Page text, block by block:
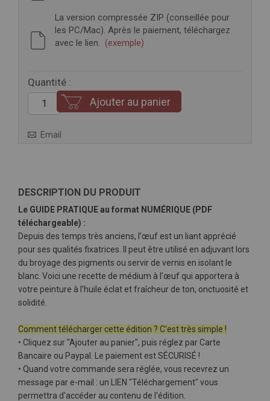
La version compressée ZIP (conseillée pour
les PC/Mac). Après le paiement, téléchargez
avec le lien. (exemple)
Quantité :
Ajouter au panier
Email
DESCRIPTION DU PRODUIT
Le GUIDE PRATIQUE au format NUMÉRIQUE (PDF
téléchargeable) :
Depuis des temps très anciens, l’œuf est un liant apprécié
pour ses qualités fixatrices. Il peut être utilisé en adjuvant lors
du broyage des pigments ou servir de vernis en isolant le
blanc. Voici une recette de médium à l’œuf qui apportera à
votre peinture à l’huile éclat et fraîcheur de ton, onctuosité et
solidité.
Comment télécharger cette édition ? C'est très simple !
• Cliquez sur "Ajouter au panier", puis réglez par Carte
Bancaire ou Paypal. Le paiement est SÉCURISÉ !
• Quand votre commande sera réglée, vous recevrez un
message par e-mail : un LIEN "Téléchargement" vous
permettra d'accéder au contenu de l'édition.